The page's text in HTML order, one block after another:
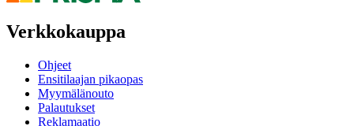
Verkkokauppa
Ohjeet
Ensitilaajan pikaopas
Myymälänouto
Palautukset
Reklamaatio